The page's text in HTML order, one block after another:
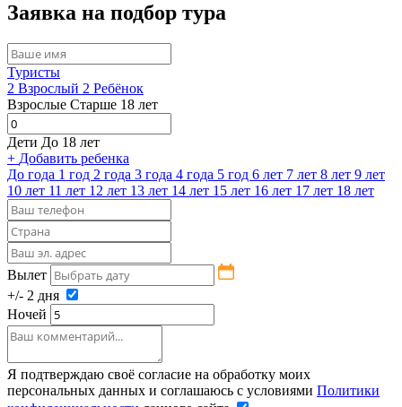
Заявка на подбор тура
Туристы
2 Взрослый 2 Ребёнок
Взрослые Старше 18 лет
Дети До 18 лет
+ Добавить ребенка
До года 1 год 2 года 3 года 4 года 5 год 6 лет 7 лет 8 лет 9 лет
10 лет 11 лет 12 лет 13 лет 14 лет 15 лет 16 лет 17 лет 18 лет
Вылет
+/- 2 дня
Ночей
Я подтверждаю своё согласие на обработку моих
персональных данных и соглашаюсь с условиями Политики